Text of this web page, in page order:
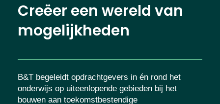
Creëer een wereld van
mogelijkheden
B&T begeleidt opdrachtgevers in én rond het
onderwijs op uiteenlopende gebieden bij het
bouwen aan toekomstbestendige